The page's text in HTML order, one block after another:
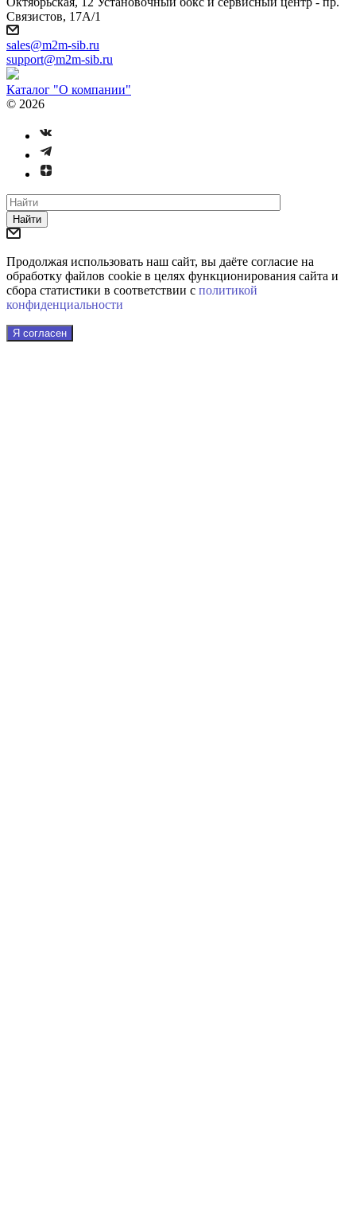
Связистов, 17А/1
sales@m2m-sib.ru
support@m2m-sib.ru
Каталог "О компании"
© 2026
Найти
Продолжая использовать наш сайт, вы даёте согласие на
обработку файлов cookie в целях функционирования сайта и
сбора статистики в соответствии с политикой
конфиденциальности
Я согласен